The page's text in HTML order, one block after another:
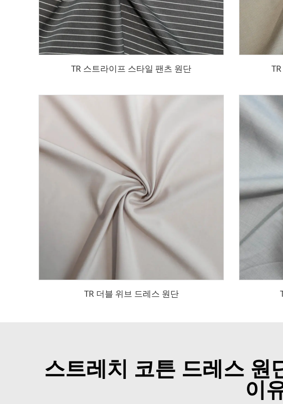
TR 스트라이프 스타일 팬츠 원단
TR 더블 위브 드레스 원단
스트레치 코튼 드레스 원
이